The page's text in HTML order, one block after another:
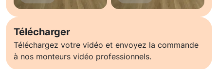
Télécharger
Téléchargez votre vidéo et envoyez la commande
à nos monteurs vidéo professionnels.